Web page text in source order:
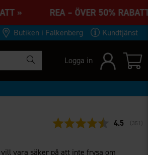
» REA – ÖVER 50%
Butiken i Falkenberg Kundtjänst
Logga in
4.5 ( 351
vara säker på att inte frysa om